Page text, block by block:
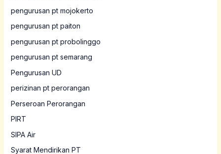
pengurusan pt mojokerto
pengurusan pt paiton
pengurusan pt probolinggo
pengurusan pt semarang
Pengurusan UD
perizinan pt perorangan
Perseroan Perorangan
PIRT
SIPA Air
Syarat Mendirikan PT